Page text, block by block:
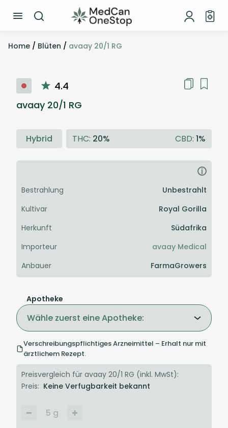
Home / Blüten / avaay 20/1 RG
4.4
avaay 20/1 RG
Hybrid THC: 20% CBD: 1%
i
Bestrahlung
Unbestrahlt
Kultivar
Royal Gorilla
Herkunft
Südafrika
Importeur
avaay Medical
Anbauer
FarmaGrowers
Apotheke
Wähle zuerst eine Apotheke:
Verschreibungspflichtiges Arzneimittel – Erhalt nur mit
ärztlichem Rezept.
Preisvergleich für avaay 20/1 RG (inkl. MwSt):
Preis: Keine Verfugbarkeit bekannt
5 g